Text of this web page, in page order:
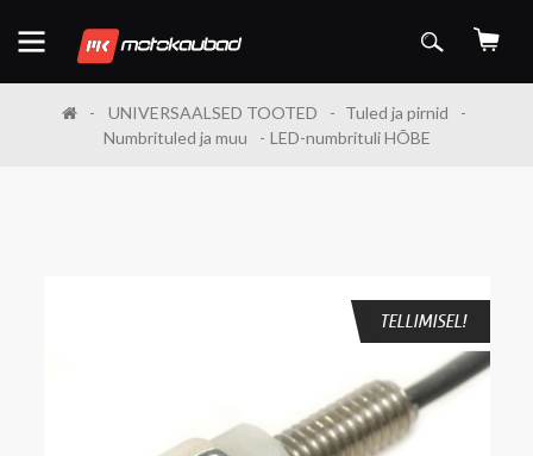
UNIVERSAALSED TOOTED
Tuled ja pirnid
Numbrituled ja muu
LED-numbrituli HÕBE
TELLIMISEL!